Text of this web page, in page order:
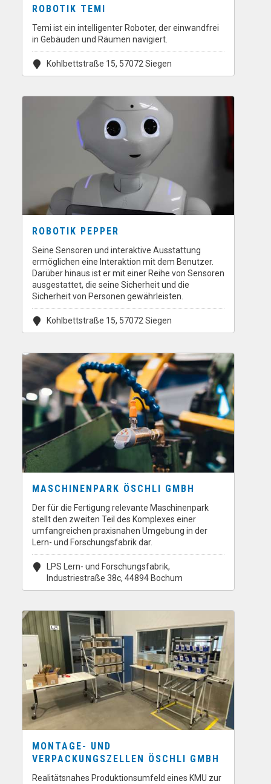
ROBOTIK TEMI
Temi ist ein intelligenter Roboter, der einwandfrei
in Gebäuden und Räumen navigiert.
Kohlbettstraße 15, 57072 Siegen
ROBOTIK PEPPER
Seine Sensoren und interaktive Ausstattung
ermöglichen eine Interaktion mit dem Benutzer.
Darüber hinaus ist er mit einer Reihe von Sensoren
ausgestattet, die seine Sicherheit und die
Sicherheit von Personen gewährleisten.
Kohlbettstraße 15, 57072 Siegen
MASCHINENPARK ÖSCHLI GMBH
Der für die Fertigung relevante Maschinenpark
stellt den zweiten Teil des Komplexes einer
umfangreichen praxisnahen Umgebung in der
Lern- und Forschungsfabrik dar.
LPS Lern- und Forschungsfabrik,
Industriestraße 38c, 44894 Bochum
MONTAGE- UND
VERPACKUNGSZELLEN ÖSCHLI GMBH
Realitätsnahes Produktionsumfeld eines KMU zur